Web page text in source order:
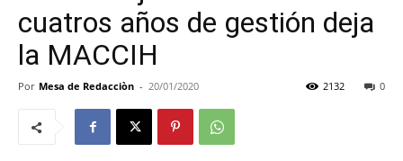
cuatros años de gestión deja
la MACCIH
Por Mesa de Redacciòn - 20/01/2020 0
2132